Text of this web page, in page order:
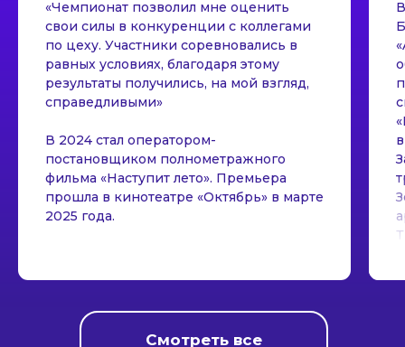
«Чемпионат позволил мне оценить
свои силы в конкуренции с коллегами
по цеху. Участники соревновались в
равных условиях, благодаря этому
результаты получились, на мой взгляд,
справедливыми»
В 2024 стал оператором-
постановщиком полнометражного
фильма «Наступит лето». Премьера
прошла в кинотеатре «Октябрь» в марте
2025 года.
Смотреть все